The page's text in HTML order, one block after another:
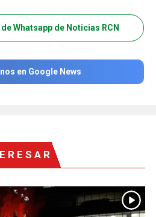
Whatsapp de Noticias RCN
en Google News